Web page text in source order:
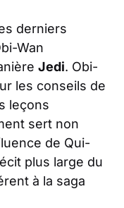
derniers
Wan
Jedi. Obi-
les conseils de
leçons
sert non
de Qui-
plus large du
à la saga